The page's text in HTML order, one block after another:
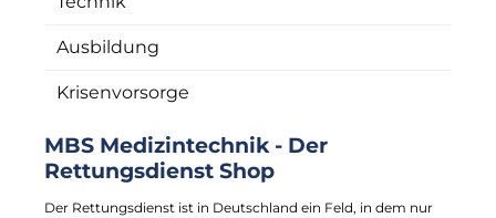
Ausbildung
Krisenvorsorge
MBS Medizintechnik - Der
Rettungsdienst Shop
Der Rettungsdienst ist in Deutschland ein Feld, in dem nur